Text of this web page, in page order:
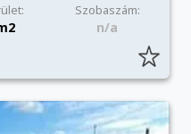
Szobaszám:
n/a